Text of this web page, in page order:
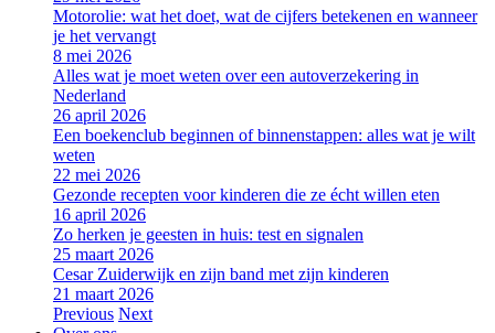
Motorolie: wat het doet, wat de cijfers betekenen en wanneer
je het vervangt
8 mei 2026
Alles wat je moet weten over een autoverzekering in
Nederland
26 april 2026
Een boekenclub beginnen of binnenstappen: alles wat je wilt
weten
22 mei 2026
Gezonde recepten voor kinderen die ze écht willen eten
16 april 2026
Zo herken je geesten in huis: test en signalen
25 maart 2026
Cesar Zuiderwijk en zijn band met zijn kinderen
21 maart 2026
Previous Next